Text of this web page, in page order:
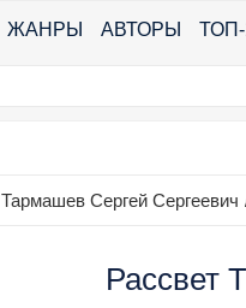
ЖАНРЫ АВТОРЫ ТОП-
Тармашев Сергей Сергеевич
Рассвет